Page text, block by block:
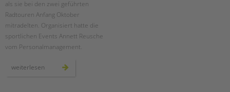
als sie bei den zwei geführten
Radtouren Anfang Oktober
mitradelten. Organisiert hatte die
sportlichen Events Annett Reusche
vom Personalmanagement.
weiterlesen